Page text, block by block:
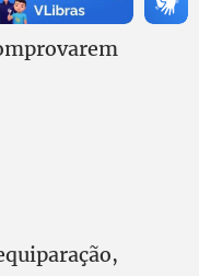
e